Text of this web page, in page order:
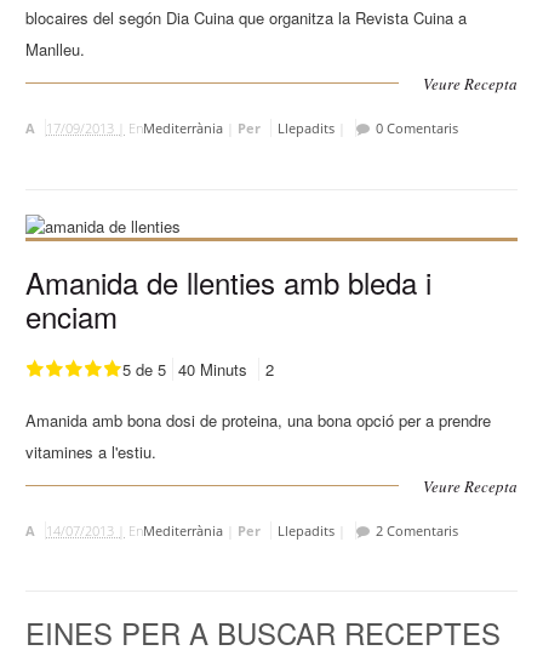
blocaires del segón Dia Cuina que organitza la Revista Cuina a
Manlleu.
Veure Recepta
A 17/09/2013 | EnMediterrània Per Llepadits 0 Comentaris
Amanida de llenties amb bleda i
enciam
5 de 5 40 Minuts 2
Amanida amb bona dosi de proteina, una bona opció per a prendre
vitamines a l'estiu.
Veure Recepta
A 14/07/2013 | EnMediterrània Per Llepadits 2 Comentaris
EINES PER A BUSCAR RECEPTES